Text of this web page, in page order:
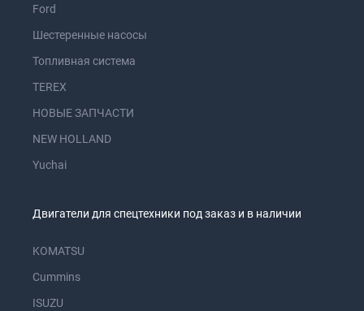
Ford
Шестеренные насосы
Топливная система
TEREX
НОВЫЕ ЗАПЧАСТИ
NEW HOLLAND
Yuchai
Двигатели для спецтехники под заказ и в наличии
KOMATSU
Cummins
ISUZU